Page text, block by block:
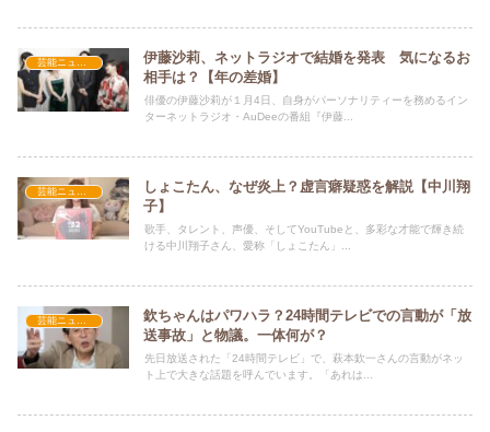
芸能ニュース
伊藤沙莉、ネットラジオで結婚を発表 気になるお
相手は？【年の差婚】
俳優の伊藤沙莉が１月4日、自身がパーソナリティーを務めるイン
ターネットラジオ・AuDeeの番組『伊藤...
芸能ニュース
しょこたん、なぜ炎上？虚言癖疑惑を解説【中川翔
子】
歌手、タレント、声優、そしてYouTubeと、多彩な才能で輝き続
ける中川翔子さん、愛称「しょこたん」...
芸能ニュース
欽ちゃんはパワハラ？24時間テレビでの言動が「放
送事故」と物議。一体何が？
先日放送された「24時間テレビ」で、萩本欽一さんの言動がネッ
ト上で大きな話題を呼んでいます。「あれは...